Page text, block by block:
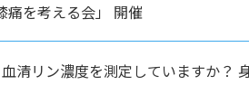
痛を考える会」 開催
清リン濃度を測定していますか？